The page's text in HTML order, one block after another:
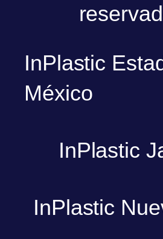
InPlastic
México
InPlastic
InPlastic